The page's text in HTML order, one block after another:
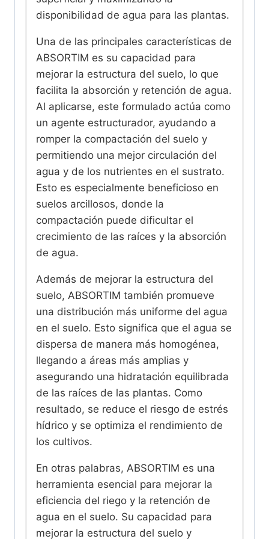
disponibilidad de agua para las plantas.
Una de las principales características de
ABSORTIM es su capacidad para
mejorar la estructura del suelo, lo que
facilita la absorción y retención de agua.
Al aplicarse, este formulado actúa como
un agente estructurador, ayudando a
romper la compactación del suelo y
permitiendo una mejor circulación del
agua y de los nutrientes en el sustrato.
Esto es especialmente beneficioso en
suelos arcillosos, donde la
compactación puede dificultar el
crecimiento de las raíces y la absorción
de agua.
Además de mejorar la estructura del
suelo, ABSORTIM también promueve
una distribución más uniforme del agua
en el suelo. Esto significa que el agua se
dispersa de manera más homogénea,
llegando a áreas más amplias y
asegurando una hidratación equilibrada
de las raíces de las plantas. Como
resultado, se reduce el riesgo de estrés
hídrico y se optimiza el rendimiento de
los cultivos.
En otras palabras, ABSORTIM es una
herramienta esencial para mejorar la
eficiencia del riego y la retención de
agua en el suelo. Su capacidad para
mejorar la estructura del suelo y